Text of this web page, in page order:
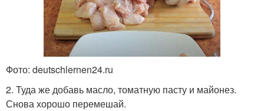
Фото: deutschlernen24.ru
2. Туда же добавь масло, томатную пасту и майонез.
Снова хорошо перемешай.